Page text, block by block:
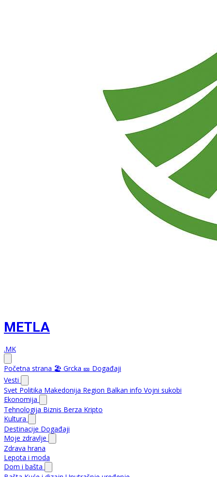
METLA
.MK
Početna strana 🏖️ Grcka 🎫 Događaji
Vesti
Svet Politika Makedonija Region Balkan info Vojni sukobi
Ekonomija
Tehnologija Biznis Berza Kripto
Kultura
Destinacije Događaji
Moje zdravlje
Zdrava hrana
Lepota i moda
Dom i bašta